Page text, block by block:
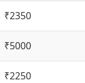
₹2350
₹5000
₹2250